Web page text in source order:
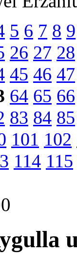
5 6 7 8 9
26 27 28
45 46 47
64 65 66
83 84 85
101 102
114 115